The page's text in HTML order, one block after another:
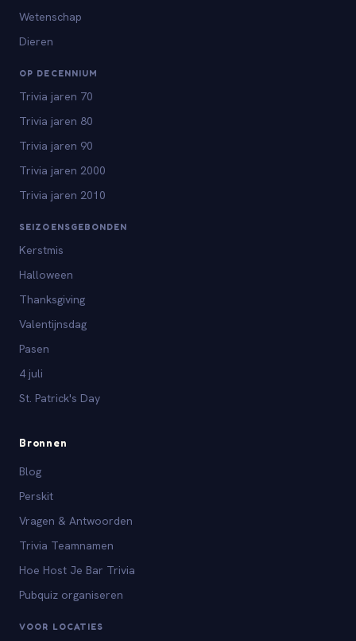
Wetenschap
Dieren
OP DECENNIUM
Trivia jaren 70
Trivia jaren 80
Trivia jaren 90
Trivia jaren 2000
Trivia jaren 2010
SEIZOENSGEBONDEN
Kerstmis
Halloween
Thanksgiving
Valentijnsdag
Pasen
4 juli
St. Patrick's Day
Bronnen
Blog
Perskit
Vragen & Antwoorden
Trivia Teamnamen
Hoe Host Je Bar Trivia
Pubquiz organiseren
VOOR LOCATIES